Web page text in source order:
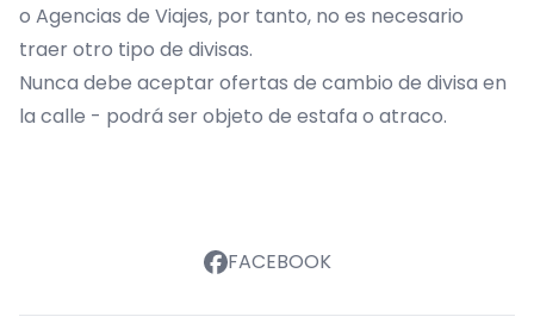
o Agencias de Viajes, por tanto, no es necesario
traer otro tipo de divisas.
Nunca debe aceptar ofertas de cambio de divisa en
la calle - podrá ser objeto de estafa o atraco.
FACEBOOK